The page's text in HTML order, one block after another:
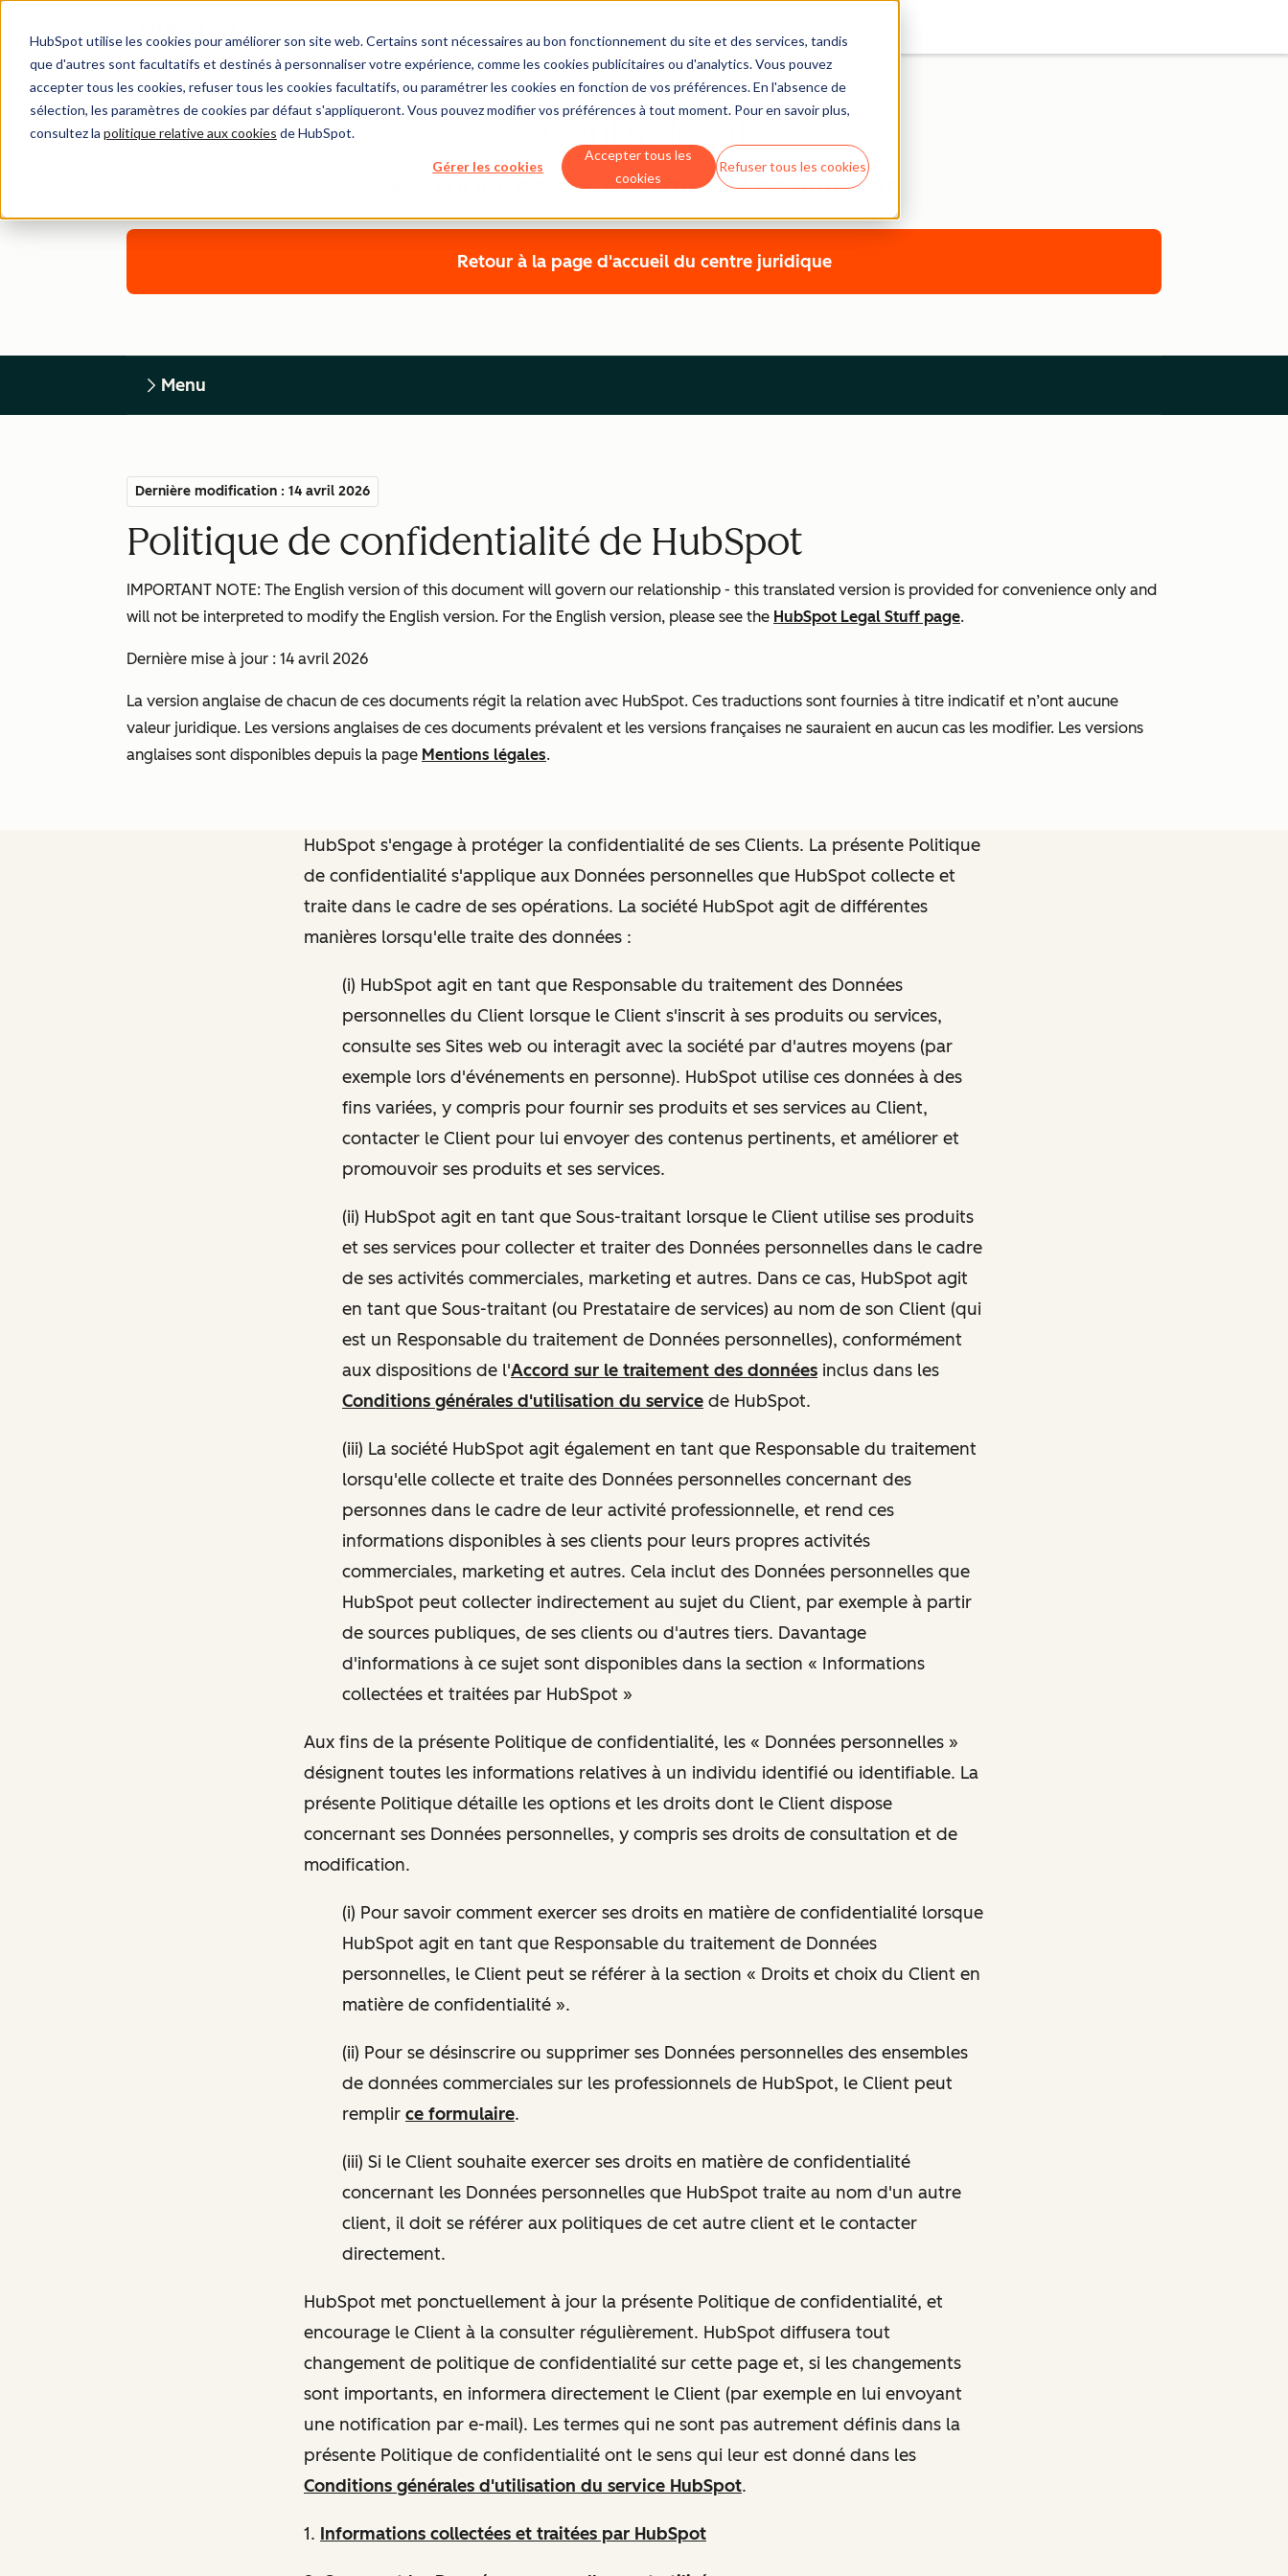
HubSpot utilise les cookies pour améliorer son site web. Certains sont nécessaires au bon fonctionnement du site et des services, tandis
que d'autres sont facultatifs et destinés à personnaliser votre expérience, comme les cookies publicitaires ou d'analytics. Vous pouvez
accepter tous les cookies, refuser tous les cookies facultatifs, ou paramétrer les cookies en fonction de vos préférences. En l'absence de
sélection, les paramètres de cookies par défaut s'appliqueront. Vous pouvez modifier vos préférences à tout moment. Pour en savoir plus,
consultez la politique relative aux cookies de HubSpot.
Gérer les cookies
Accepter tous les
cookies
Refuser tous les cookies
Centre légal
POLITIQUE DE CONFIDENTIALITÉ DE HUBSPOT
Retour à la page d'accueil du centre juridique
Menu
Dernière modification : 14 avril 2026
Politique de confidentialité de HubSpot
IMPORTANT NOTE: The English version of this document will govern our relationship - this translated version is provided for convenience only and
will not be interpreted to modify the English version. For the English version, please see the HubSpot Legal Stuff page.
Dernière mise à jour : 14 avril 2026
La version anglaise de chacun de ces documents régit la relation avec HubSpot. Ces traductions sont fournies à titre indicatif et n’ont aucune
valeur juridique. Les versions anglaises de ces documents prévalent et les versions françaises ne sauraient en aucun cas les modifier. Les versions
anglaises sont disponibles depuis la page Mentions légales.
HubSpot s'engage à protéger la confidentialité de ses Clients. La présente Politique
de confidentialité s'applique aux Données personnelles que HubSpot collecte et
traite dans le cadre de ses opérations. La société HubSpot agit de différentes
manières lorsqu'elle traite des données :
(i) HubSpot agit en tant que Responsable du traitement des Données
personnelles du Client lorsque le Client s'inscrit à ses produits ou services,
consulte ses Sites web ou interagit avec la société par d'autres moyens (par
exemple lors d'événements en personne). HubSpot utilise ces données à des
fins variées, y compris pour fournir ses produits et ses services au Client,
contacter le Client pour lui envoyer des contenus pertinents, et améliorer et
promouvoir ses produits et ses services.
(ii) HubSpot agit en tant que Sous-traitant lorsque le Client utilise ses produits
et ses services pour collecter et traiter des Données personnelles dans le cadre
de ses activités commerciales, marketing et autres. Dans ce cas, HubSpot agit
en tant que Sous-traitant (ou Prestataire de services) au nom de son Client (qui
est un Responsable du traitement de Données personnelles), conformément
aux dispositions de l'Accord sur le traitement des données inclus dans les
Conditions générales d'utilisation du service de HubSpot.
(iii) La société HubSpot agit également en tant que Responsable du traitement
lorsqu'elle collecte et traite des Données personnelles concernant des
personnes dans le cadre de leur activité professionnelle, et rend ces
informations disponibles à ses clients pour leurs propres activités
commerciales, marketing et autres. Cela inclut des Données personnelles que
HubSpot peut collecter indirectement au sujet du Client, par exemple à partir
de sources publiques, de ses clients ou d'autres tiers. Davantage
d'informations à ce sujet sont disponibles dans la section « Informations
collectées et traitées par HubSpot »
Aux fins de la présente Politique de confidentialité, les « Données personnelles »
désignent toutes les informations relatives à un individu identifié ou identifiable. La
présente Politique détaille les options et les droits dont le Client dispose
concernant ses Données personnelles, y compris ses droits de consultation et de
modification.
(i) Pour savoir comment exercer ses droits en matière de confidentialité lorsque
HubSpot agit en tant que Responsable du traitement de Données
personnelles, le Client peut se référer à la section « Droits et choix du Client en
matière de confidentialité ».
(ii) Pour se désinscrire ou supprimer ses Données personnelles des ensembles
de données commerciales sur les professionnels de HubSpot, le Client peut
remplir ce formulaire.
(iii) Si le Client souhaite exercer ses droits en matière de confidentialité
concernant les Données personnelles que HubSpot traite au nom d'un autre
client, il doit se référer aux politiques de cet autre client et le contacter
directement.
HubSpot met ponctuellement à jour la présente Politique de confidentialité, et
encourage le Client à la consulter régulièrement. HubSpot diffusera tout
changement de politique de confidentialité sur cette page et, si les changements
sont importants, en informera directement le Client (par exemple en lui envoyant
une notification par e-mail). Les termes qui ne sont pas autrement définis dans la
présente Politique de confidentialité ont le sens qui leur est donné dans les
Conditions générales d'utilisation du service HubSpot.
1. Informations collectées et traitées par HubSpot